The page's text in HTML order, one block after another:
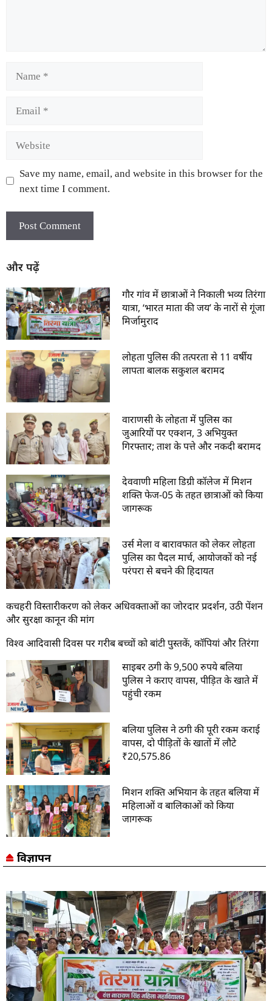
Save my name, email, and website in this browser for the
next time I comment.
और पढ़ें
गौर गांव में छात्राओं ने निकाली भव्य तिरंगा
यात्रा, ‘भारत माता की जय’ के नारों से गूंजा
मिर्जामुराद
लोहता पुलिस की तत्परता से 11 वर्षीय
लापता बालक सकुशल बरामद
वाराणसी के लोहता में पुलिस का
जुआरियों पर एक्शन, 3 अभियुक्त
गिरफ्तार; ताश के पत्ते और नकदी बरामद
देववाणी महिला डिग्री कॉलेज में मिशन
शक्ति फेज-05 के तहत छात्राओं को किया
जागरूक
उर्स मेला व बारावफात को लेकर लोहता
पुलिस का पैदल मार्च, आयोजकों को नई
परंपरा से बचने की हिदायत
कचहरी विस्तारीकरण को लेकर अधिवक्ताओं का जोरदार प्रदर्शन, उठी पेंशन
और सुरक्षा कानून की मांग
विश्व आदिवासी दिवस पर गरीब बच्चों को बांटी पुस्तकें, कॉपियां और तिरंगा
साइबर ठगी के 9,500 रुपये बलिया
पुलिस ने कराए वापस, पीड़ित के खाते में
पहुंची रकम
बलिया पुलिस ने ठगी की पूरी रकम कराई
वापस, दो पीड़ितों के खातों में लौटे
₹20,575.86
मिशन शक्ति अभियान के तहत बलिया में
महिलाओं व बालिकाओं को किया
जागरूक
विज्ञापन